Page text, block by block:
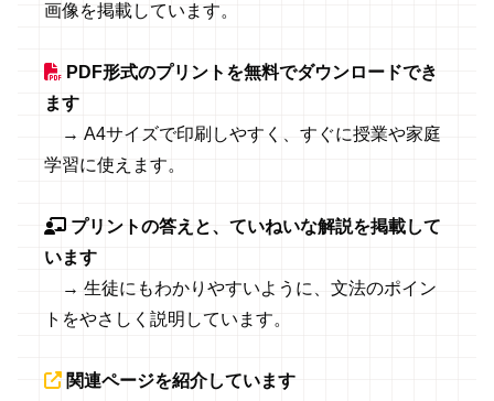
画像を掲載しています。
PDF形式のプリントを無料でダウンロードでき
ます
→ A4サイズで印刷しやすく、すぐに授業や家庭
学習に使えます。
プリントの答えと、ていねいな解説を掲載して
います
→ 生徒にもわかりやすいように、文法のポイン
トをやさしく説明しています。
関連ページを紹介しています